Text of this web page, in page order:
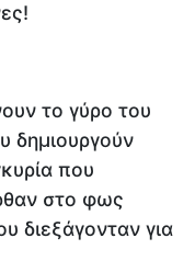
το γύρο του
δημιουργούν
που
στο φως
διεξάγονταν για